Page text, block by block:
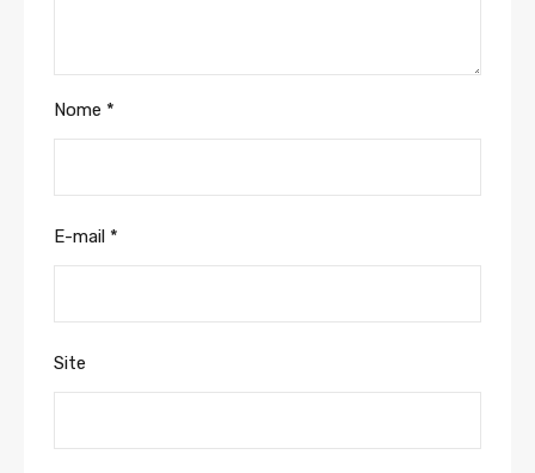
Nome *
E-mail *
Site